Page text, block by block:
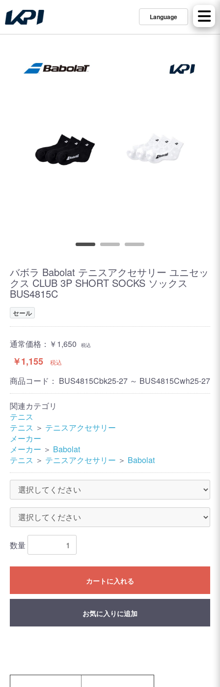
Language
バボラ Babolat テニスアクセサリー ユニセッ
クス CLUB 3P SHORT SOCKS ソックス
BUS4815C
セール
通常価格： ￥1,650 税込
￥1,155 税込
商品コード： BUS4815Cbk25-27 ～ BUS4815Cwh25-27
関連カテゴリ
テニス
テニス ＞ テニスアクセサリー
メーカー
メーカー ＞ Babolat
テニス ＞ テニスアクセサリー ＞ Babolat
数量
カートに入れる
お気に入りに追加